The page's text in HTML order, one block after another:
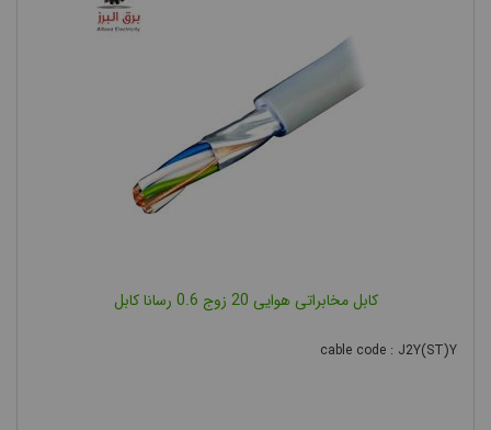
کابل مخابراتی هوایی 20 زوج 0.6 رسانا کابل
cable code : J2Y(ST)Y